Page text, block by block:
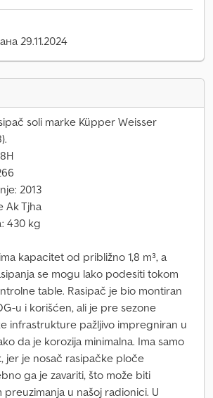
29.11.2024
soli marke Küpper Weisser
2013
Ak Tjha
430 kg
kapacitet od približno 1,8 m³, a
se mogu lako podesiti tokom
table. Rasipač je bio montiran
u i korišćen, ali je pre sezone
infrastrukture pažljivo impregniran u
da je korozija minimalna. Ima samo
jer je nosač rasipačke ploče
ga je zavariti, što može biti
u našoj radionici. U